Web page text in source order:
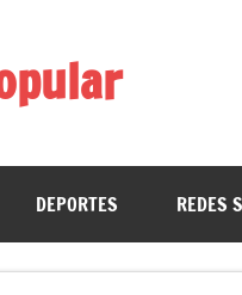
DEPORTES REDES